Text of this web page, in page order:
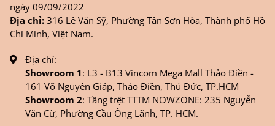
ngày 09/09/2022
Địa chỉ: 316 Lê Văn Sỹ, Phường Tân Sơn Hòa, Thành phố Hồ
Chí Minh, Việt Nam.
Địa chỉ:
Showroom 1: L3 - B13 Vincom Mega Mall Thảo Điền -
161 Võ Nguyên Giáp, Thảo Điền, Thủ Đức, TP.HCM
Showroom 2: Tầng trệt TTTM NOWZONE: 235 Nguyễn
Văn Cừ, Phường Cầu Ông Lãnh, TP. HCM.